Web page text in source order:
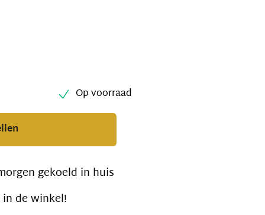
Op voorraad
gekoeld in huis
de winkel!